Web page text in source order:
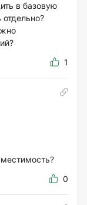
в базовую
1
0